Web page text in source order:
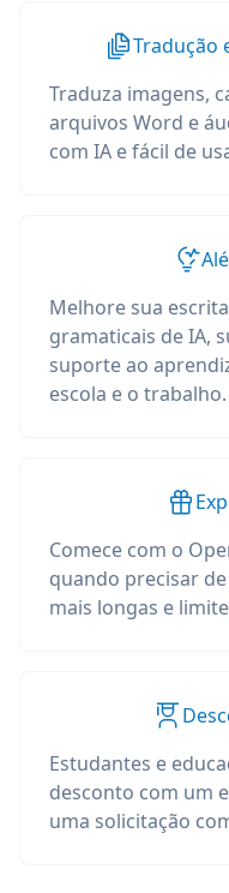
Tradução
Traduza imagens,
arquivos Word e
com IA e fácil de
Melhore sua
gramaticais de IA,
suporte ao
escola e o trabalho.
Comece com o
quando precisar
mais longas e
Estudantes e
desconto com um
uma solicitação